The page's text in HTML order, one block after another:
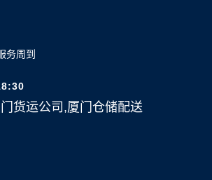
务周到
货运公司,厦门仓储配送